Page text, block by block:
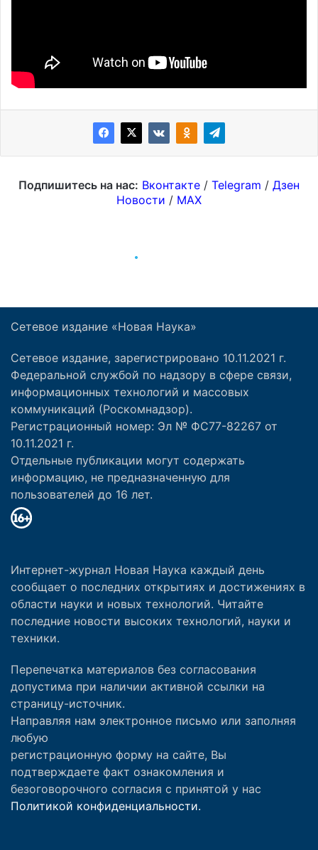
Сетевое издание «Новая Наука»
Сетевое издание, зарегистрировано 10.11.2021 г.
Федеральной службой по надзору в сфере связи,
информационных технологий и массовых
коммуникаций (Роскомнадзор).
Регистрационный номер: Эл № ФС77-82267 от
10.11.2021 г.
Отдельные публикации могут содержать
информацию, не предназначенную для
пользователей до 16 лет.
Интернет-журнал Новая Наука каждый день
сообщает о последних открытиях и достижениях в
области науки и новых технологий. Читайте
последние новости высоких технологий, науки и
техники.
Перепечатка материалов без согласования
допустима при наличии активной ссылки на
страницу-источник.
Направляя нам электронное письмо или заполняя
любую
регистрационную форму на сайте, Вы
подтверждаете факт ознакомления и
безоговорочного согласия с принятой у нас
Политикой конфиденциальности.